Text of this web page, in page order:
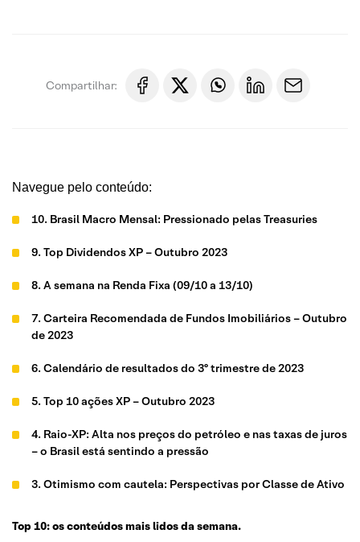
Compartilhar:
Navegue pelo conteúdo:
10. Brasil Macro Mensal: Pressionado pelas Treasuries
9. Top Dividendos XP – Outubro 2023
8. A semana na Renda Fixa (09/10 a 13/10)
7. Carteira Recomendada de Fundos Imobiliários – Outubro
de 2023
6. Calendário de resultados do 3º trimestre de 2023
5. Top 10 ações XP – Outubro 2023
4. Raio-XP: Alta nos preços do petróleo e nas taxas de juros
– o Brasil está sentindo a pressão
3. Otimismo com cautela: Perspectivas por Classe de Ativo
2. Janela de oportunidade em FIIs se aproxima com
Top 10: os conteúdos mais lidos da semana.